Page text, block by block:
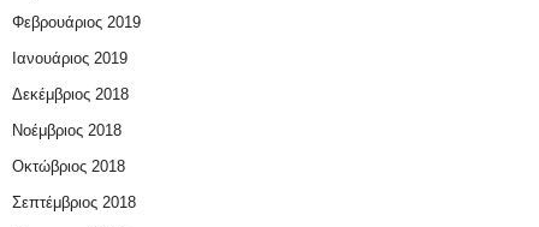
Φεβρουάριος 2019
Ιανουάριος 2019
Δεκέμβριος 2018
Νοέμβριος 2018
Οκτώβριος 2018
Σεπτέμβριος 2018